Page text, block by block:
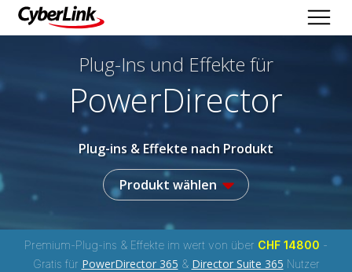
Plug-Ins und Effekte für
PowerDirector
Plug-ins & Effekte nach Produkt
Produkt wählen
Premium-Plug-ins & Effekte im wert von über CHF 14800 -
Gratis für PowerDirector 365 & Director Suite 365 Nutzer